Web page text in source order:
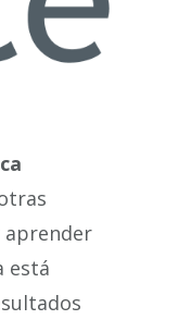
aprender
está